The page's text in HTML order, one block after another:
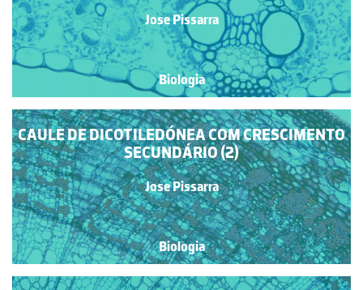
Jose Pissarra
Biologia
CAULE DE DICOTILEDÓNEA COM CRESCIMENTO
SECUNDÁRIO (2)
Jose Pissarra
Biologia